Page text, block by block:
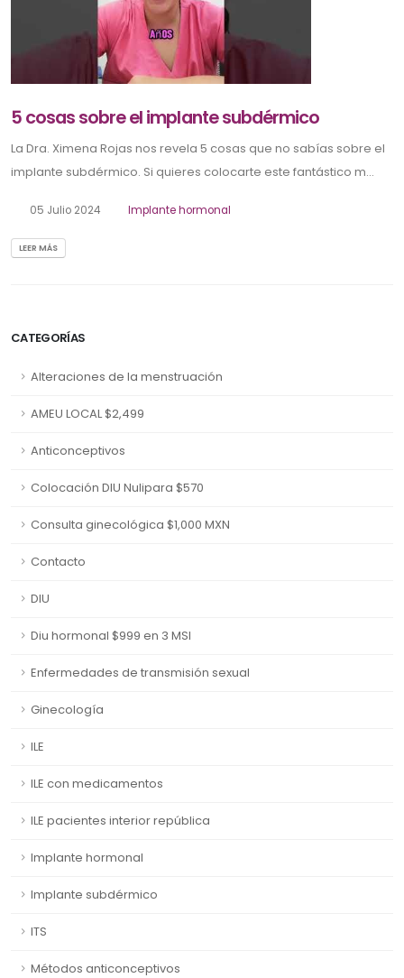
CATEGORÍAS
Alteraciones de la menstruación
AMEU LOCAL $2,499
Anticonceptivos
Colocación DIU Nulipara $570
Consulta ginecológica $1,000 MXN
Contacto
DIU
Diu hormonal $999 en 3 MSI
Enfermedades de transmisión sexual
Ginecología
ILE
ILE con medicamentos
ILE pacientes interior república
Implante hormonal
Implante subdérmico
ITS
Métodos anticonceptivos
5 cosas sobre el implante subdérmico
La Dra. Ximena Rojas nos revela 5 cosas que no sabías sobre el
implante subdérmico. Si quieres colocarte este fantástico m...
05 Julio 2024 Implante hormonal
LEER MÁS